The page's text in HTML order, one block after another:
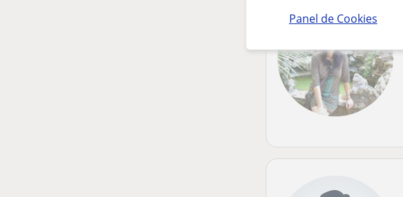
Panel de Cookies